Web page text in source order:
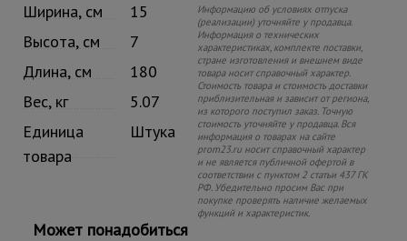
Ширина, см
15
Высота, см
7
Длина, см
180
Вес, кг
5.07
Единица
товара
Штука
Информацию об условиях отпуска
(реализации) уточняйте у продавца.
Информация о технических
характеристиках, комплекте поставки,
стране изготовления и внешнем виде
товара носит справочный характер.
Стоимость товара и стоимость доставки
приблизительная и зависит от региона,
из которого поступил заказ. Точную
стоимость уточняйте у продавца. Вся
информация о товарах на сайте
prom23.ru носит справочный характер
и не является публичной офертой в
соответствии с пунктом 2 статьи 437 ГК
РФ. Убедительно просим Вас при
покупке проверять наличие желаемых
функций и характеристик.
Может понадобиться